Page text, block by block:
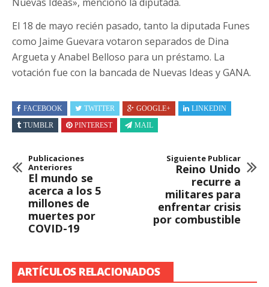
El 18 de mayo recién pasado, tanto la diputada Funes
como Jaime Guevara votaron separados de Dina
Argueta y Anabel Belloso para un préstamo. La
votación fue con la bancada de Nuevas Ideas y GANA.
FACEBOOK TWITTER GOOGLE+
LINKEDIN
TUMBLR
PINTEREST MAIL
Publicaciones
Anteriores
El mundo se
acerca a los 5
millones de
muertes por
COVID-19
Siguiente Publicar
Reino Unido
recurre a
militares para
enfrentar crisis
por combustible
ARTÍCULOS RELACIONADOS